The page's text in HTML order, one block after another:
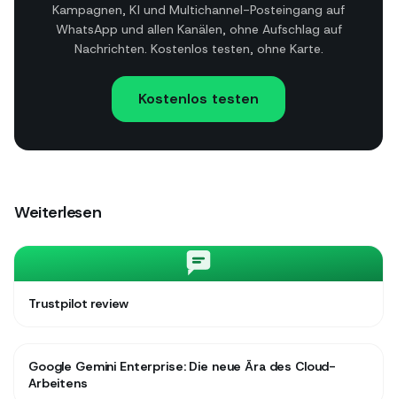
Kampagnen, KI und Multichannel-Posteingang auf
WhatsApp und allen Kanälen, ohne Aufschlag auf
Nachrichten. Kostenlos testen, ohne Karte.
Kostenlos testen
Weiterlesen
Trustpilot review
Google Gemini Enterprise: Die neue Ära des Cloud-
Arbeitens